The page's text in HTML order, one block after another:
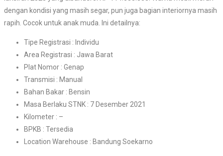
dengan kondisi yang masih segar, pun juga bagian interiornya masih
rapih. Cocok untuk anak muda. Ini detailnya:
Tipe Registrasi : Individu
Area Registrasi : Jawa Barat
Plat Nomor : Genap
Transmisi : Manual
Bahan Bakar : Bensin
Masa Berlaku STNK : 7 Desember 2021
Kilometer : –
BPKB : Tersedia
Location Warehouse : Bandung Soekarno